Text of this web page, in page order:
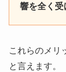
響を全く受
これらのメリ
と言えます。